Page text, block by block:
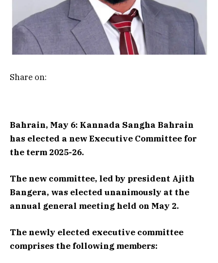
Share on:
Bahrain, May 6: Kannada Sangha Bahrain
has elected a new Executive Committee for
the term 2025-26.
The new committee, led by president Ajith
Bangera, was elected unanimously at the
annual general meeting held on May 2.
The newly elected executive committee
comprises the following members: